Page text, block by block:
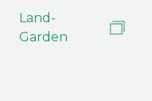
Land-
Garden